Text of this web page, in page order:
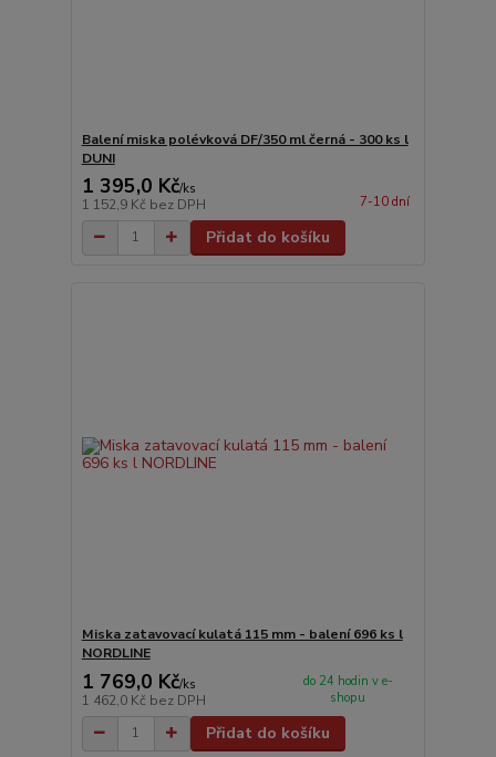
Balení miska polévková DF/350 ml černá - 300 ks l
DUNI
1 395,0 Kč/ks
1 152,9 Kč bez DPH 7-10 dní
Přidat do košíku
Miska zatavovací kulatá 115 mm - balení 696 ks l
NORDLINE
1 769,0 Kč/ks
1 462,0 Kč bez DPH
do 24 hodin v e-
shopu
Přidat do košíku